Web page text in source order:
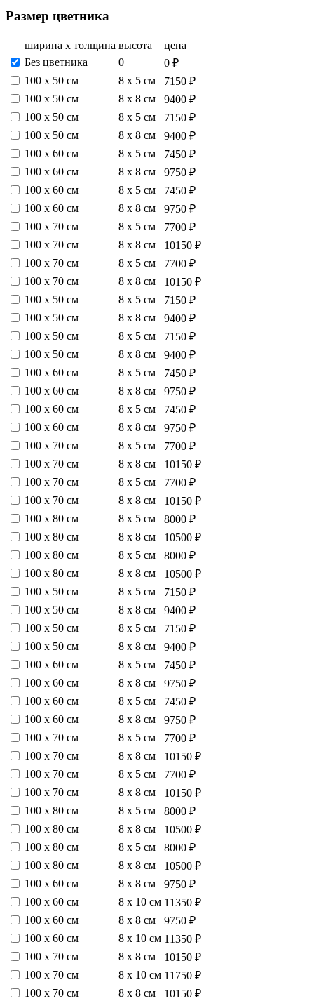
Размер цветника
ширина х толщина высота
цена
Без цветника
0
0 ₽
100 х 50 см
8 х 5 см
7150 ₽
100 х 50 см
8 х 8 см
9400 ₽
100 х 50 см
8 х 5 см
7150 ₽
100 х 50 см
8 х 8 см
9400 ₽
100 х 60 см
8 х 5 см
7450 ₽
100 х 60 см
8 х 8 см
9750 ₽
100 х 60 см
8 х 5 см
7450 ₽
100 х 60 см
8 х 8 см
9750 ₽
100 х 70 см
8 х 5 см
7700 ₽
100 х 70 см
8 х 8 см
10150 ₽
100 х 70 см
8 х 5 см
7700 ₽
100 х 70 см
8 х 8 см
10150 ₽
100 х 50 см
8 х 5 см
7150 ₽
100 х 50 см
8 х 8 см
9400 ₽
100 х 50 см
8 х 5 см
7150 ₽
100 х 50 см
8 х 8 см
9400 ₽
100 х 60 см
8 х 5 см
7450 ₽
100 х 60 см
8 х 8 см
9750 ₽
100 х 60 см
8 х 5 см
7450 ₽
100 х 60 см
8 х 8 см
9750 ₽
100 х 70 см
8 х 5 см
7700 ₽
100 х 70 см
8 х 8 см
10150 ₽
100 х 70 см
8 х 5 см
7700 ₽
100 х 70 см
8 х 8 см
10150 ₽
100 х 80 см
8 х 5 см
8000 ₽
100 х 80 см
8 х 8 см
10500 ₽
100 х 80 см
8 х 5 см
8000 ₽
100 х 80 см
8 х 8 см
10500 ₽
100 х 50 см
8 х 5 см
7150 ₽
100 х 50 см
8 х 8 см
9400 ₽
100 х 50 см
8 х 5 см
7150 ₽
100 х 50 см
8 х 8 см
9400 ₽
100 х 60 см
8 х 5 см
7450 ₽
100 х 60 см
8 х 8 см
9750 ₽
100 х 60 см
8 х 5 см
7450 ₽
100 х 60 см
8 х 8 см
9750 ₽
100 х 70 см
8 х 5 см
7700 ₽
100 х 70 см
8 х 8 см
10150 ₽
100 х 70 см
8 х 5 см
7700 ₽
100 х 70 см
8 х 8 см
10150 ₽
100 х 80 см
8 х 5 см
8000 ₽
100 х 80 см
8 х 8 см
10500 ₽
100 х 80 см
8 х 5 см
8000 ₽
100 х 80 см
8 х 8 см
10500 ₽
100 х 60 см
8 х 8 см
9750 ₽
100 х 60 см
8 х 10 см 11350 ₽
100 х 60 см
8 х 8 см
9750 ₽
100 х 60 см
8 х 10 см 11350 ₽
100 х 70 см
8 х 8 см
10150 ₽
100 х 70 см
8 х 10 см 11750 ₽
100 х 70 см
8 х 8 см
10150 ₽